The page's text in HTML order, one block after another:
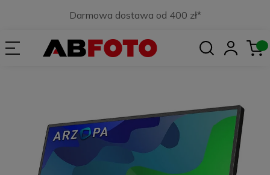
Darmowa dostawa od 400 zł*